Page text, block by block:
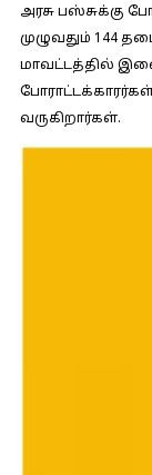
அரசு பஸ்சுக்கு
முழுவதும் 144
மாவட்டத்தில்
வருகிறார்கள்.